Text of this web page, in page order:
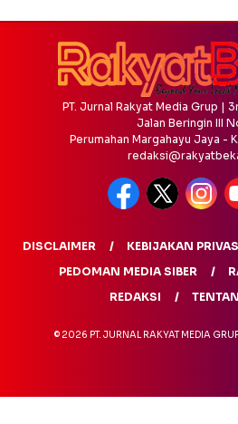
PT. Jurnal Rakyat Media Grup |
Jalan Beringin III
Perumahan Margahayu Jaya -
DISCLAIMER KEBIJAKAN
PEDOMAN MEDIA SIBER
REDAKSI
© 2026 PT. JURNAL RAKYAT MEDIA